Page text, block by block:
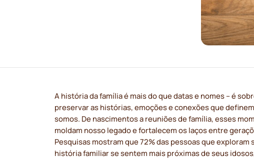
A história da família é mais do que datas e nomes – é
preservar as histórias, emoções e conexões que
somos. De nascimentos a reuniões de família, esses
moldam nosso legado e fortalecem os laços entre
Pesquisas mostram que 72% das pessoas que exploram
história familiar se sentem mais próximas de seus